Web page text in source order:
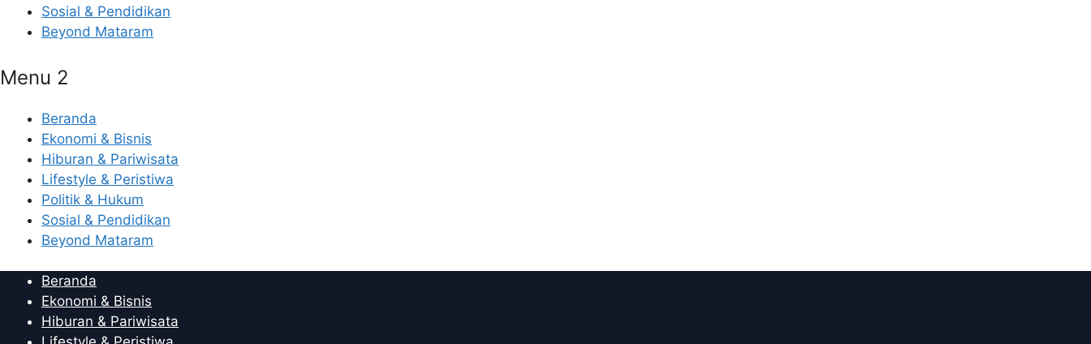
Sosial & Pendidikan
Beyond Mataram
Menu 2
Beranda
Ekonomi & Bisnis
Hiburan & Pariwisata
Lifestyle & Peristiwa
Politik & Hukum
Sosial & Pendidikan
Beyond Mataram
Beranda
Ekonomi & Bisnis
Hiburan & Pariwisata